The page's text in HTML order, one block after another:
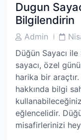
Dugun
Bilgilendirin
PostAdmin
Post
Düğün Sayacı
sayacı, özel
harika bir
hakkında bilgi
eğlencelidir.
misafirlerinizi